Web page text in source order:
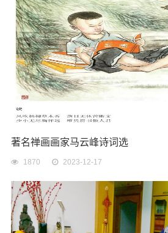
著名禅画画家马云峰诗词选
1870 2023-12-17